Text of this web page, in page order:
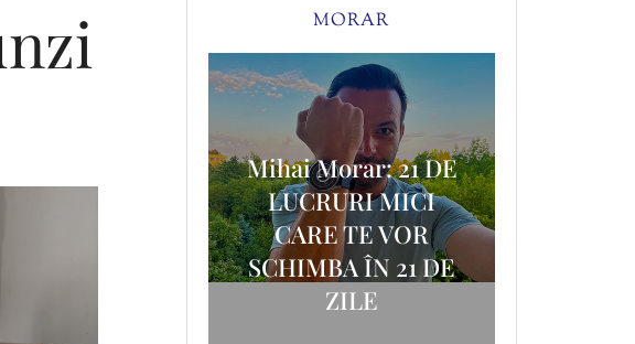
MORAR
Mihai
Mihai Morar: 21 DE
LUCRURI MICI
CARE TE VOR
SCHIMBA ÎN 21 DE
ZILE